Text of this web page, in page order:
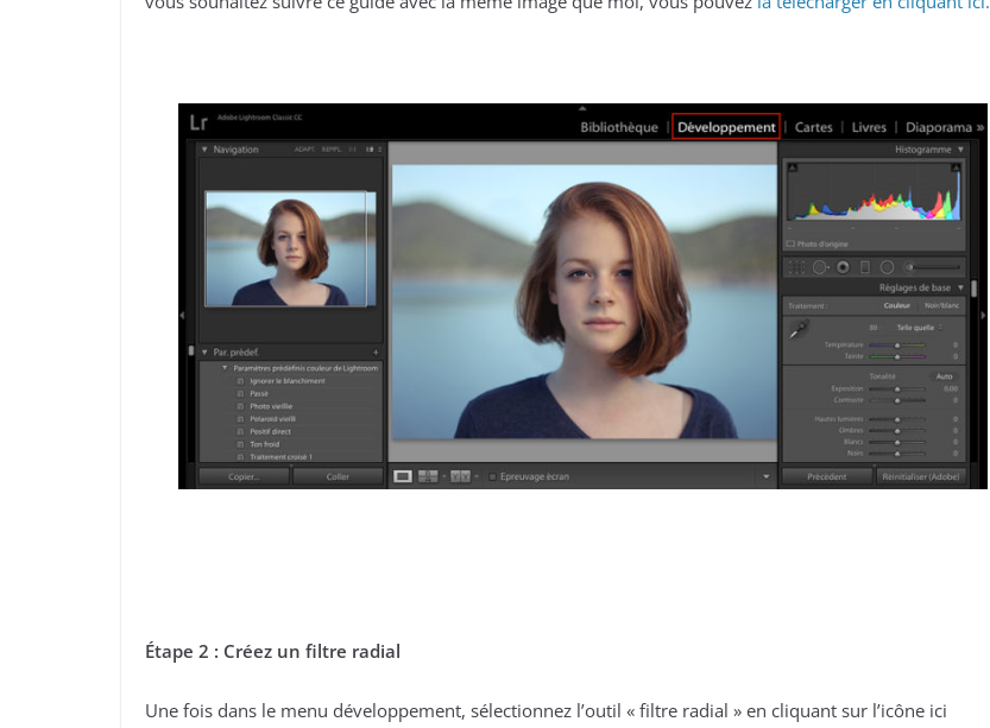
Étape 2 : Créez un filtre radial
Une fois dans le menu développement, sélectionnez l’outil « filtre radial » en cliquant sur l’icône ici